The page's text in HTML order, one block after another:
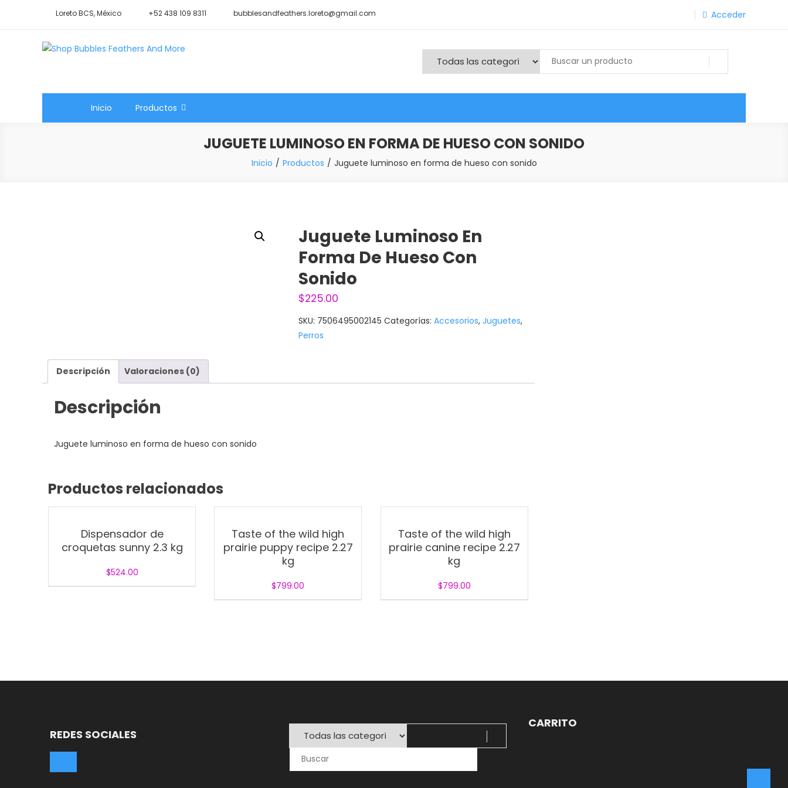
Loreto BCS, México +52 438 109 8311 bubblesandfeathers.loreto@gmail.com Acceder
Inicio Productos
JUGUETE LUMINOSO EN FORMA DE HUESO CON SONIDO
Inicio Productos Juguete luminoso en forma de hueso con sonido
Juguete Luminoso En
Forma De Hueso Con
Sonido
$225.00
SKU: 7506495002145 Categorías: Accesorios, Juguetes,
Perros
Descripción Valoraciones (0)
Descripción
Juguete luminoso en forma de hueso con sonido
Productos relacionados
Dispensador de
croquetas sunny 2.3 kg
$524.00
Taste of the wild high
prairie puppy recipe 2.27
kg
$799.00
Taste of the wild high
prairie canine recipe 2.27
kg
$799.00
REDES SOCIALES
CARRITO